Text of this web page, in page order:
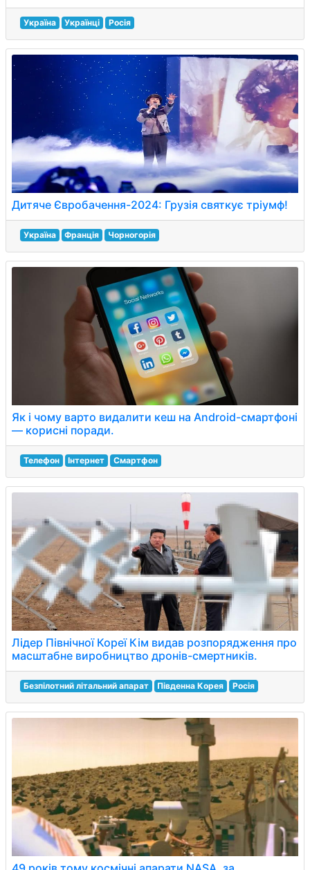
Україна Українці Росія
Дитяче Євробачення-2024: Грузія святкує тріумф!
Україна Франція Чорногорія
Як і чому варто видалити кеш на Android-смартфоні
— корисні поради.
Телефон Інтернет Смартфон
Лідер Північної Кореї Кім видав розпорядження про
масштабне виробництво дронів-смертників.
Безпілотний літальний апарат Південна Корея Росія